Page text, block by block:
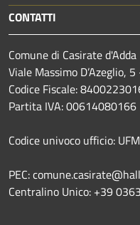
CONTATTI
Comune di Casirate d'Adda
Viale Massimo D’Azeglio,
Codice Fiscale:
Partita IVA: 00614080166
Codice univoco ufficio:
PEC:
Centralino Unico: +39